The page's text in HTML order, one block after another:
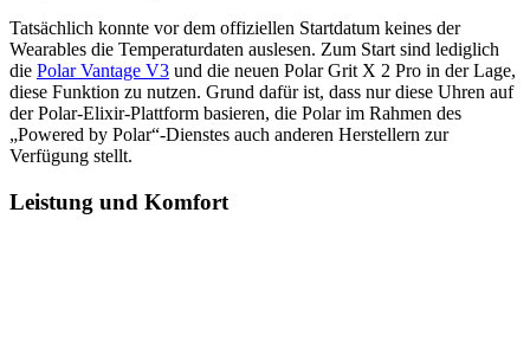
Tatsächlich konnte vor dem offiziellen Startdatum keines der
Wearables die Temperaturdaten auslesen. Zum Start sind lediglich
die Polar Vantage V3 und die neuen Polar Grit X 2 Pro in der Lage,
diese Funktion zu nutzen. Grund dafür ist, dass nur diese Uhren auf
der Polar-Elixir-Plattform basieren, die Polar im Rahmen des
„Powered by Polar“-Dienstes auch anderen Herstellern zur
Verfügung stellt.
Leistung und Komfort